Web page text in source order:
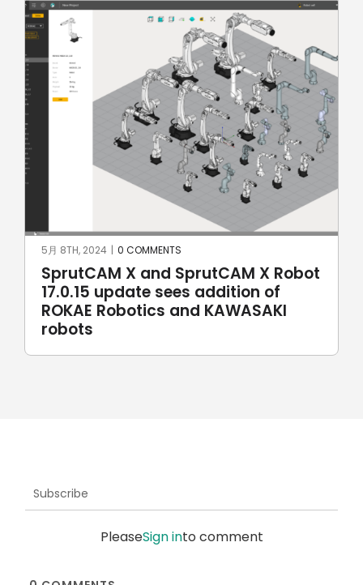
X and SprutCAM X Robot
update sees addition of
Robotics and KAWASAKI
8TH, 2024 | 0 COMMENTS
Subscribe
PleaseSign into comment